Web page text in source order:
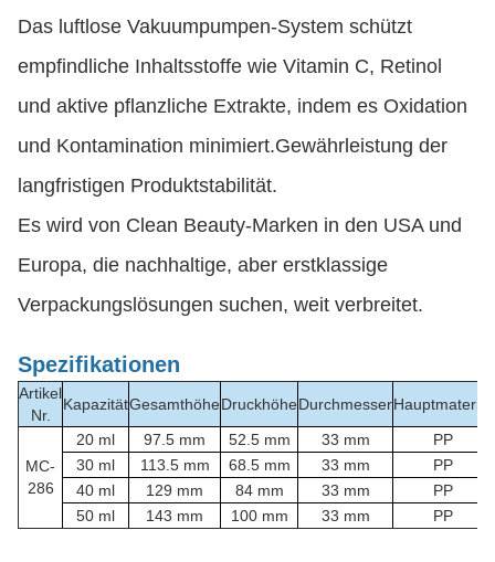
Das luftlose Vakuumpumpen-System schützt
empfindliche Inhaltsstoffe wie Vitamin C, Retinol
und aktive pflanzliche Extrakte, indem es Oxidation
und Kontamination minimiert.Gewährleistung der
langfristigen Produktstabilität.
Es wird von Clean Beauty-Marken in den USA und
Europa, die nachhaltige, aber erstklassige
Verpackungslösungen suchen, weit verbreitet.
Spezifikationen
Artikel
Nr.
KapazitätGesamthöheDruckhöheDurchmesserHauptmaterial
MC-
286
20 ml 97.5 mm 52.5 mm 33 mm
PP
30 ml
113.5 mm 68.5 mm 33 mm
PP
40 ml
129 mm 84 mm 33 mm
PP
50 ml
143 mm 100 mm 33 mm PP